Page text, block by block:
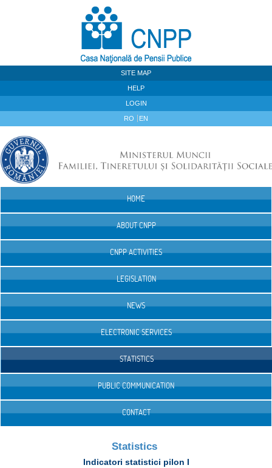
SITE MAP
HELP
LOGIN
RO EN
HOME
ABOUT CNPP
CNPP ACTIVITIES
LEGISLATION
NEWS
ELECTRONIC SERVICES
STATISTICS
PUBLIC COMMUNICATION
CONTACT
Statistics
Indicatori statistici pilon I